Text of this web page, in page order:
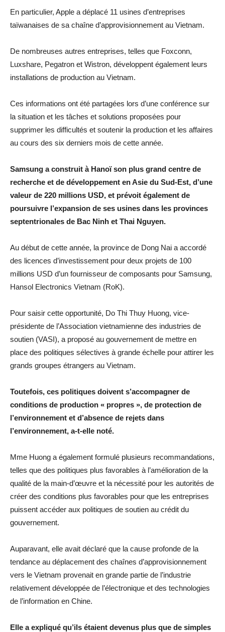
En particulier, Apple a déplacé 11 usines d’entreprises
taïwanaises de sa chaîne d’approvisionnement au Vietnam.
De nombreuses autres entreprises, telles que Foxconn,
Luxshare, Pegatron et Wistron, développent également leurs
installations de production au Vietnam.
Ces informations ont été partagées lors d’une conférence sur
la situation et les tâches et solutions proposées pour
supprimer les difficultés et soutenir la production et les affaires
au cours des six derniers mois de cette année.
Samsung a construit à Hanoï son plus grand centre de
recherche et de développement en Asie du Sud-Est, d’une
valeur de 220 millions USD, et prévoit également de
poursuivre l’expansion de ses usines dans les provinces
septentrionales de Bac Ninh et Thai Nguyen.
Au début de cette année, la province de Dong Nai a accordé
des licences d’investissement pour deux projets de 100
millions USD d’un fournisseur de composants pour Samsung,
Hansol Electronics Vietnam (RoK).
Pour saisir cette opportunité, Do Thi Thuy Huong, vice-
présidente de l’Association vietnamienne des industries de
soutien (VASI), a proposé au gouvernement de mettre en
place des politiques sélectives à grande échelle pour attirer les
grands groupes étrangers au Vietnam.
Toutefois, ces politiques doivent s’accompagner de
conditions de production « propres », de protection de
l’environnement et d’absence de rejets dans
l’environnement, a-t-elle noté.
Mme Huong a également formulé plusieurs recommandations,
telles que des politiques plus favorables à l’amélioration de la
qualité de la main-d’œuvre et la nécessité pour les autorités de
créer des conditions plus favorables pour que les entreprises
puissent accéder aux politiques de soutien au crédit du
gouvernement.
Auparavant, elle avait déclaré que la cause profonde de la
tendance au déplacement des chaînes d’approvisionnement
vers le Vietnam provenait en grande partie de l’industrie
relativement développée de l’électronique et des technologies
de l’information en Chine.
Elle a expliqué qu’ils étaient devenus plus que de simples